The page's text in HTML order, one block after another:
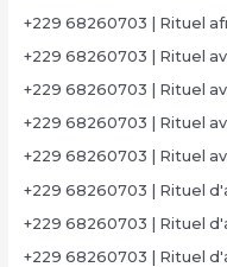
+229 68260703 | Rituel
+229 68260703 | Rituel
+229 68260703 | Rituel
+229 68260703 | Rituel
+229 68260703 | Rituel
+229 68260703 | Rituel
+229 68260703 | Rituel
+229 68260703 | Rituel